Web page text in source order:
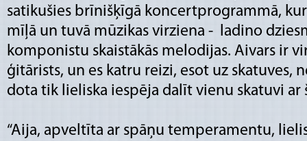
satikušies brīnišķīgā koncertprogrammā,
mīļā un tuvā mūzikas virziena - ladino
komponistu skaistākās melodijas. Aivars ir
ģitārists, un es katru reizi, esot uz skatuves,
dota tik lieliska iespēja dalīt vienu skatuvi ar
“Aija, apveltīta ar spāņu temperamentu,